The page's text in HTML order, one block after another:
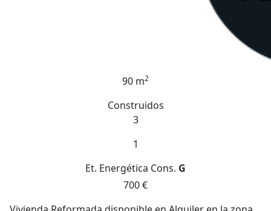
90 m2
Construidos
3
1
Et. Energética Cons. G
700 €